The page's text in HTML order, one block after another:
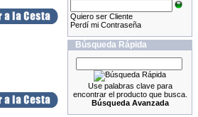
Quiero ser Cliente
Perdí mi Contraseña
Búsqueda Rápida
Use palabras clave para
encontrar el producto que busca.
Búsqueda Avanzada